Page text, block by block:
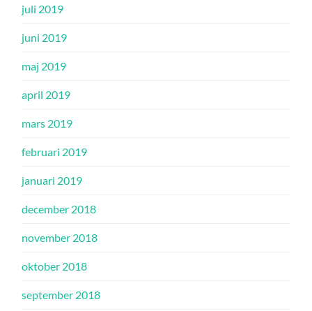
juli 2019
juni 2019
maj 2019
april 2019
mars 2019
februari 2019
januari 2019
december 2018
november 2018
oktober 2018
september 2018